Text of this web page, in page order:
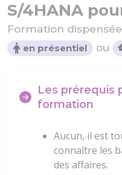
S/4HANA
Formation dispensée
en présentiel ou
Les prérequis
formation
Aucun, il est
connaître les
des affaires.